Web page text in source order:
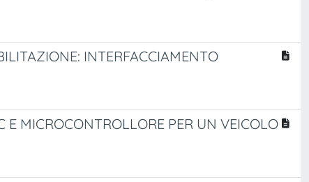
INTERFACCIAMENTO
E MICROCONTROLLORE PER UN VEICOLO